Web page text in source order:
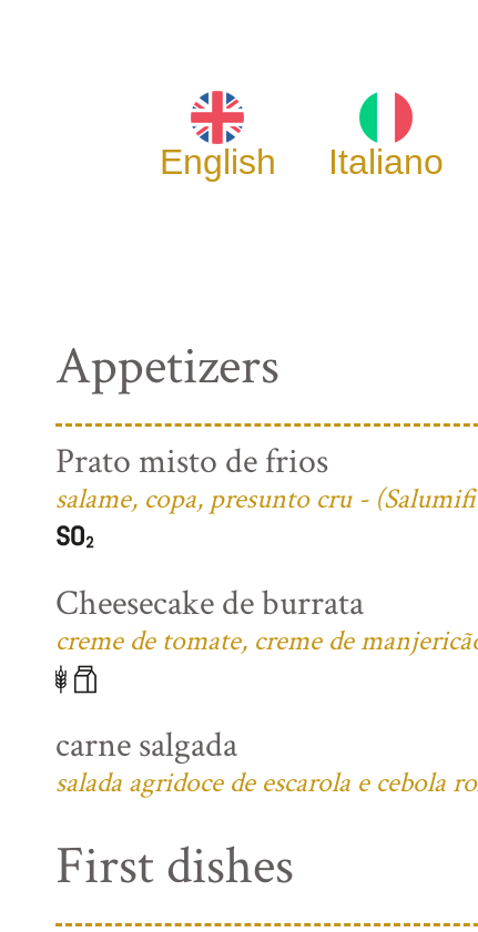
English Italiano
Appetizers
Prato misto de frios
salame, copa, presunto cru -
Cheesecake de burrata
creme de tomate, creme de
carne salgada
salada agridoce de escarola e cebola
First dishes